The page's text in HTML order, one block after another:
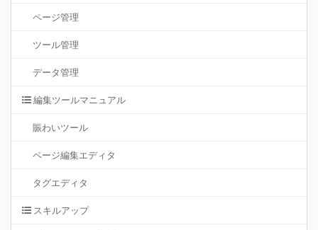
ページ管理
ツール管理
データ管理
編集ツールマニュアル
賑わいツール
ページ編集エディタ
タグエディタ
スキルアップ